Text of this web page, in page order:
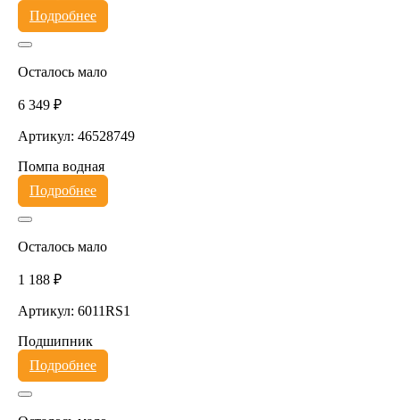
Подробнее
Осталось мало
6 349 ₽
Артикул: 46528749
Помпа водная
Подробнее
Осталось мало
1 188 ₽
Артикул: 6011RS1
Подшипник
Подробнее